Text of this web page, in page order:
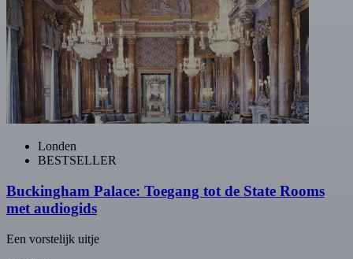
Londen
BESTSELLER
Buckingham Palace: Toegang tot de State Rooms
met audiogids
Een vorstelijk uitje